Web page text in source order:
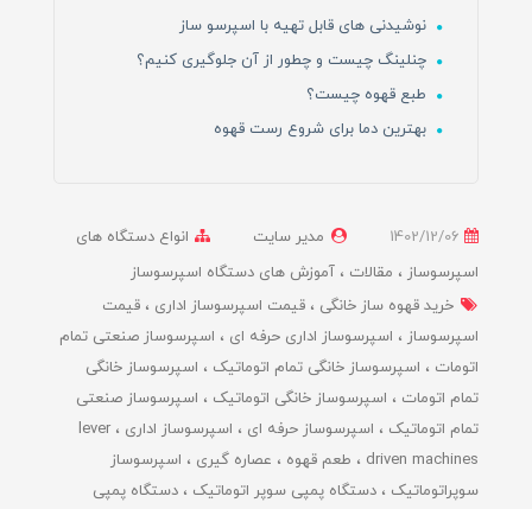
نوشیدنی های قابل تهیه با اسپرسو ساز
چنلینگ چیست و چطور از آن جلوگیری کنیم؟
طبع قهوه چیست؟
بهترین دما برای شروع رست قهوه
مدیر سایت
انواع دستگاه های
اسپرسوساز
مقالات
آموزش های دستگاه اسپرسوساز
خرید قهوه ساز خانگی
قیمت اسپرسوساز اداری
قیمت
اسپرسوساز
اسپرسوساز اداری حرفه ای
اسپرسوساز صنعتی تمام
اتومات
اسپرسوساز خانگی تمام اتوماتیک
اسپرسوساز خانگی
تمام اتومات
اسپرسوساز خانگی اتوماتیک
اسپرسوساز صنعتی
تمام اتوماتیک
اسپرسوساز حرفه ای اسپرسوساز اداری
lever
driven machines
طعم قهوه عصاره گیری
اسپرسوساز
سوپراتوماتیک
دستگاه پمپی سوپر اتوماتیک
دستگاه پمپی